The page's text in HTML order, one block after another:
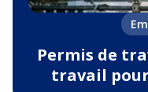
Permis de
travail